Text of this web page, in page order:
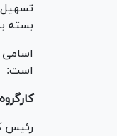
تسهیل
بسته
است:
رئیس